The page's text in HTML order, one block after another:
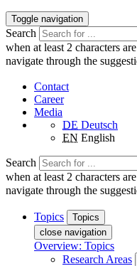
Toggle navigation
Search
when at least 2 characters
navigate through the
Contact
Career
Media
DE Deutsch
EN English
Search
when at least 2 characters
navigate through the
Topics
Topics
close navigation
Overview: Topics
Research Areas